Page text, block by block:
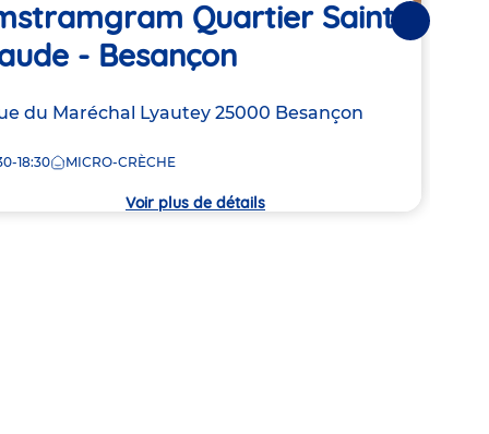
Quartier Saint
- Besançon
du Maréchal Lyautey 25000 Besançon
18:30 MICRO-CRÈCHE
Voir plus de détails
Suivantes